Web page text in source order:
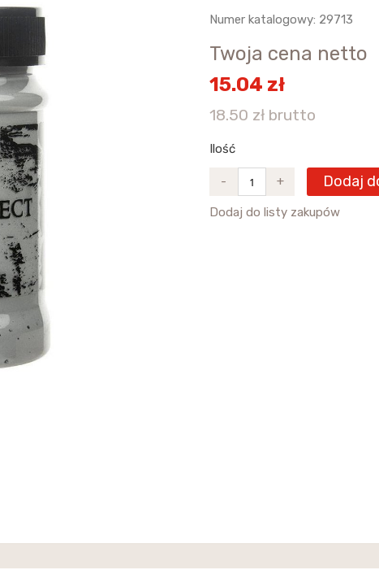
Numer katalogowy: 29713
Twoja cena netto
15.04 zł
18.50 zł brutto
Ilość
- + Dodaj
Dodaj do listy zakupów